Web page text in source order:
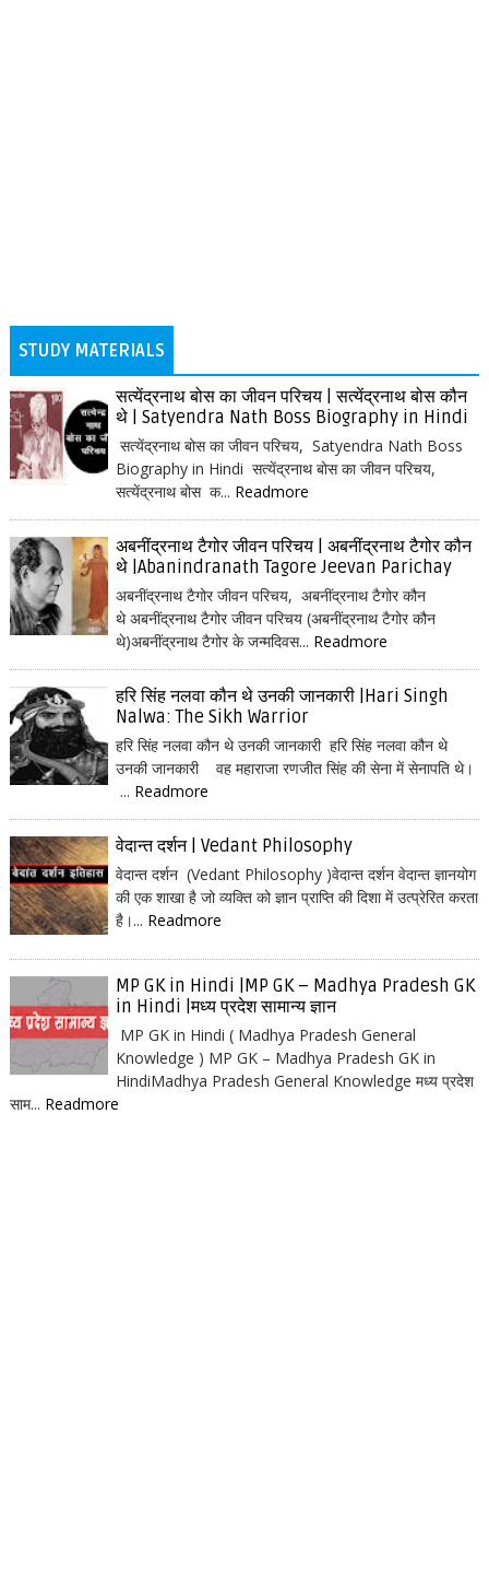
STUDY MATERIALS
सत्येंद्रनाथ बोस का जीवन परिचय | सत्येंद्रनाथ बोस कौन
थे | Satyendra Nath Boss Biography in Hindi
सत्येंद्रनाथ बोस का जीवन परिचय, Satyendra Nath Boss
Biography in Hindi सत्येंद्रनाथ बोस का जीवन परिचय,
सत्येंद्रनाथ बोस क... Readmore
अबनींद्रनाथ टैगोर जीवन परिचय | अबनींद्रनाथ टैगोर कौन
थे |Abanindranath Tagore Jeevan Parichay
अबनींद्रनाथ टैगोर जीवन परिचय, अबनींद्रनाथ टैगोर कौन
थे अबनींद्रनाथ टैगोर जीवन परिचय (अबनींद्रनाथ टैगोर कौन
थे)अबनींद्रनाथ टैगोर के जन्मदिवस... Readmore
हरि सिंह नलवा कौन थे उनकी जानकारी |Hari Singh
Nalwa: The Sikh Warrior
हरि सिंह नलवा कौन थे उनकी जानकारी हरि सिंह नलवा कौन थे
उनकी जानकारी वह महाराजा रणजीत सिंह की सेना में सेनापति थे।
... Readmore
वेदान्त दर्शन | Vedant Philosophy
वेदान्त दर्शन (Vedant Philosophy )वेदान्त दर्शन वेदान्त ज्ञानयोग
की एक शाखा है जो व्यक्ति को ज्ञान प्राप्ति की दिशा में उत्प्रेरित करता
है।... Readmore
MP GK in Hindi |MP GK – Madhya Pradesh GK
in Hindi |मध्य प्रदेश सामान्य ज्ञान
MP GK in Hindi ( Madhya Pradesh General
Knowledge ) MP GK – Madhya Pradesh GK in
HindiMadhya Pradesh General Knowledge मध्य प्रदेश
साम... Readmore